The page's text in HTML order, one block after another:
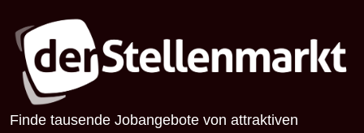
Finde tausende Jobangebote von attraktiven